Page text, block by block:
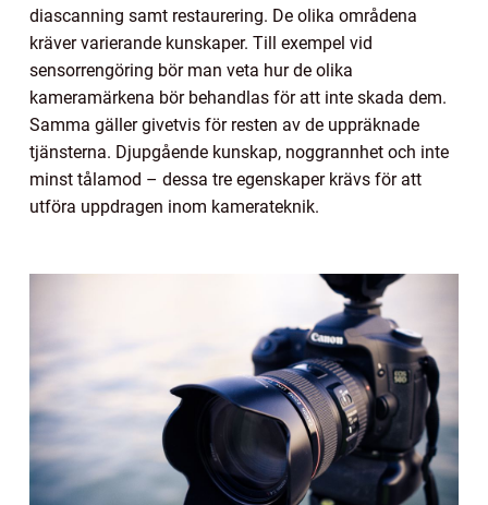
diascanning samt restaurering. De olika områdena
kräver varierande kunskaper. Till exempel vid
sensorrengöring bör man veta hur de olika
kameramärkena bör behandlas för att inte skada dem.
Samma gäller givetvis för resten av de uppräknade
tjänsterna. Djupgående kunskap, noggrannhet och inte
minst tålamod – dessa tre egenskaper krävs för att
utföra uppdragen inom kamerateknik.